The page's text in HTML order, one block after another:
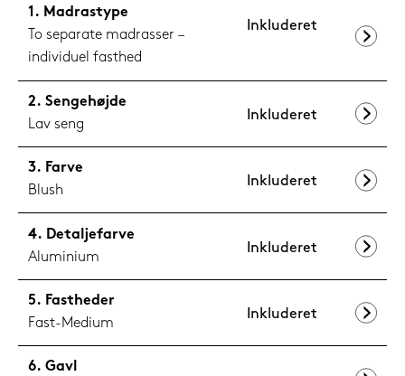
Madrastype
To separate madrasser –
individuel fasthed
Inkluderet
Sengehøjde
Lav seng
Inkluderet
Farve
Blush
Inkluderet
Detaljefarve
Aluminium
Inkluderet
Fastheder
Fast-Medium
Inkluderet
Gavl